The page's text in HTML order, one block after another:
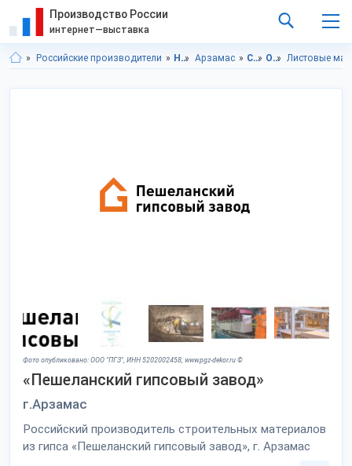
Производство России
интернет—выставка
Российские производители Нижегородская область Арзамас Строительство и ремонт Отделочные материалы Листовые
Фото опубликовано: ООО "ПГЗ", ИНН 5202002458, www.pgz-dekor.ru ©
«Пешеланский гипсовый завод»
г.Арзамас
Российский производитель строительных материалов
из гипса «Пешеланский гипсовый завод», г. Арзамас